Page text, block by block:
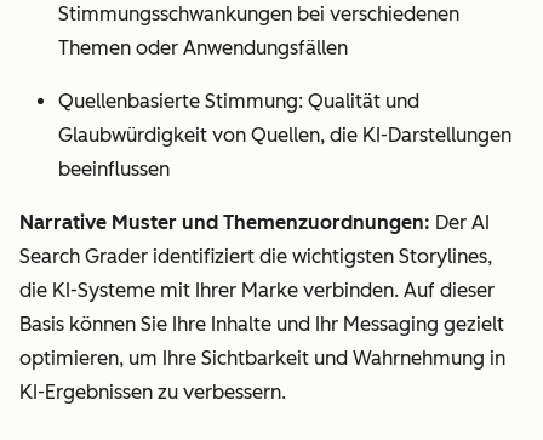
Stimmungsschwankungen bei verschiedenen
Themen oder Anwendungsfällen
Quellenbasierte Stimmung: Qualität und
Glaubwürdigkeit von Quellen, die KI-Darstellungen
beeinflussen
Narrative Muster und Themenzuordnungen: Der AI
Search Grader identifiziert die wichtigsten Storylines,
die KI-Systeme mit Ihrer Marke verbinden. Auf dieser
Basis können Sie Ihre Inhalte und Ihr Messaging gezielt
optimieren, um Ihre Sichtbarkeit und Wahrnehmung in
KI-Ergebnissen zu verbessern.